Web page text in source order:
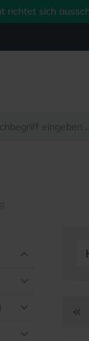
richtet sich